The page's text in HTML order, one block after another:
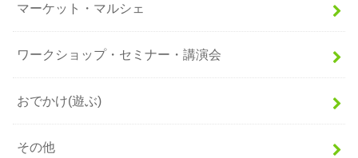
マーケット・マルシェ
ワークショップ・セミナー・講演会
おでかけ(遊ぶ)
その他